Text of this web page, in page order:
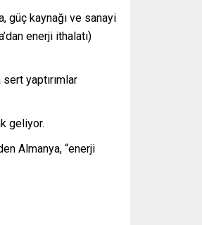
güç kaynağı ve sanayi
enerji ithalatı)
yaptırımlar
geliyor.
Almanya, “enerji